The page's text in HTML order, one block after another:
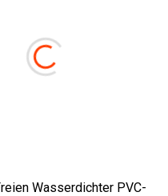
Wasserdichter PVC-